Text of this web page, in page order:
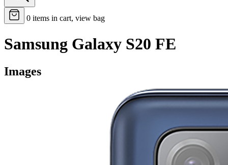
0 items in cart, view bag
Samsung Galaxy S20 FE
Images